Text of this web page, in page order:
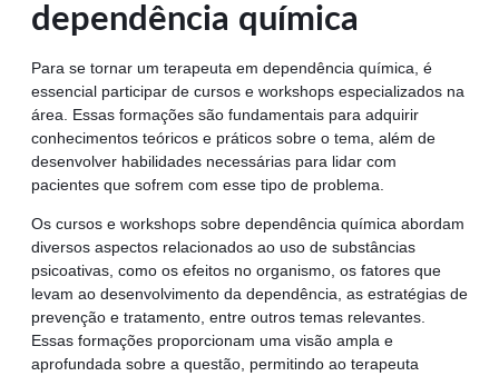
dependência química
Para se tornar um terapeuta em dependência química, é
essencial participar de cursos e workshops especializados na
área. Essas formações são fundamentais para adquirir
conhecimentos teóricos e práticos sobre o tema, além de
desenvolver habilidades necessárias para lidar com
pacientes que sofrem com esse tipo de problema.
Os cursos e workshops sobre dependência química abordam
diversos aspectos relacionados ao uso de substâncias
psicoativas, como os efeitos no organismo, os fatores que
levam ao desenvolvimento da dependência, as estratégias de
prevenção e tratamento, entre outros temas relevantes.
Essas formações proporcionam uma visão ampla e
aprofundada sobre a questão, permitindo ao terapeuta